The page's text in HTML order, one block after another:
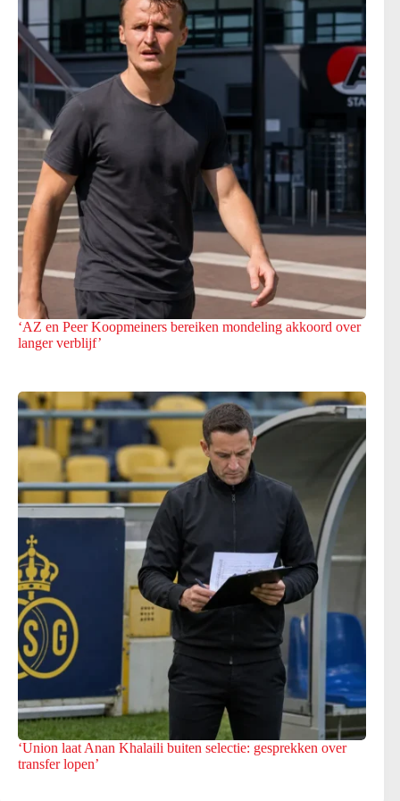
‘AZ en Peer Koopmeiners bereiken mondeling akkoord over
langer verblijf’
‘Union laat Anan Khalaili buiten selectie: gesprekken over
transfer lopen’